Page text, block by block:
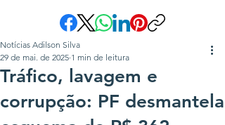
Tráfico, lavagem e
corrupção: PF desmantela
Notícias Adilson Silva
29 de mai. de 2025 1 min de leitura